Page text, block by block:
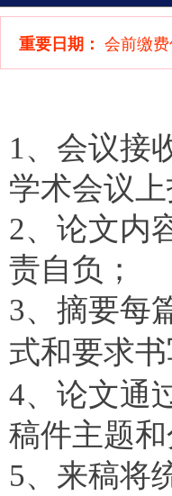
重要日期： 会前缴
1、会议接
学术会议
2、论文内
责自负；
3、摘要每
式和要求书
4、论文通
稿件主题和
5、来稿将